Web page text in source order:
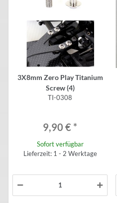
3X8mm Zero Play Titanium
Screw (4)
TI-0308
9,90 € *
Sofort verfügbar
Lieferzeit: 1 - 2 Werktage